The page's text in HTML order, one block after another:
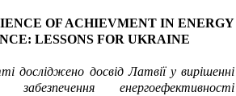
OF ACHIEVMENT IN ENERGY
LESSONS FOR UKRAINE
досліджено досвід Латвії у вирішенні
забезпечення енергоефективності